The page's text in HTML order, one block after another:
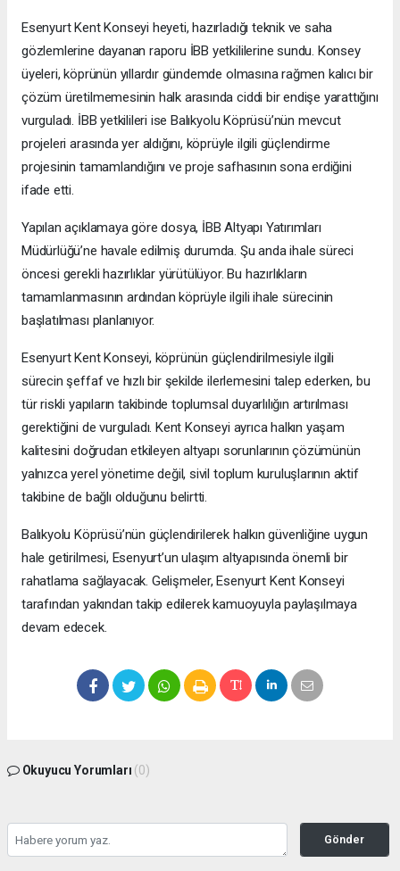
Esenyurt Kent Konseyi heyeti, hazırladığı teknik ve saha
gözlemlerine dayanan raporu İBB yetkililerine sundu. Konsey
üyeleri, köprünün yıllardır gündemde olmasına rağmen kalıcı bir
çözüm üretilmemesinin halk arasında ciddi bir endişe yarattığını
vurguladı. İBB yetkilileri ise Balıkyolu Köprüsü’nün mevcut
projeleri arasında yer aldığını, köprüyle ilgili güçlendirme
projesinin tamamlandığını ve proje safhasının sona erdiğini
ifade etti.
Yapılan açıklamaya göre dosya, İBB Altyapı Yatırımları
Müdürlüğü’ne havale edilmiş durumda. Şu anda ihale süreci
öncesi gerekli hazırlıklar yürütülüyor. Bu hazırlıkların
tamamlanmasının ardından köprüyle ilgili ihale sürecinin
başlatılması planlanıyor.
Esenyurt Kent Konseyi, köprünün güçlendirilmesiyle ilgili
sürecin şeffaf ve hızlı bir şekilde ilerlemesini talep ederken, bu
tür riskli yapıların takibinde toplumsal duyarlılığın artırılması
gerektiğini de vurguladı. Kent Konseyi ayrıca halkın yaşam
kalitesini doğrudan etkileyen altyapı sorunlarının çözümünün
yalnızca yerel yönetime değil, sivil toplum kuruluşlarının aktif
takibine de bağlı olduğunu belirtti.
Balıkyolu Köprüsü’nün güçlendirilerek halkın güvenliğine uygun
hale getirilmesi, Esenyurt’un ulaşım altyapısında önemli bir
rahatlama sağlayacak. Gelişmeler, Esenyurt Kent Konseyi
tarafından yakından takip edilerek kamuoyuyla paylaşılmaya
devam edecek.
Okuyucu Yorumları (0)
Gönder